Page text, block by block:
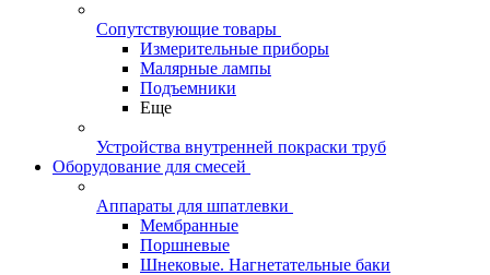
Сопутствующие товары
Измерительные приборы
Малярные лампы
Подъемники
Еще
Устройства внутренней покраски труб
Оборудование для смесей
Аппараты для шпатлевки
Мембранные
Поршневые
Шнековые. Нагнетательные баки